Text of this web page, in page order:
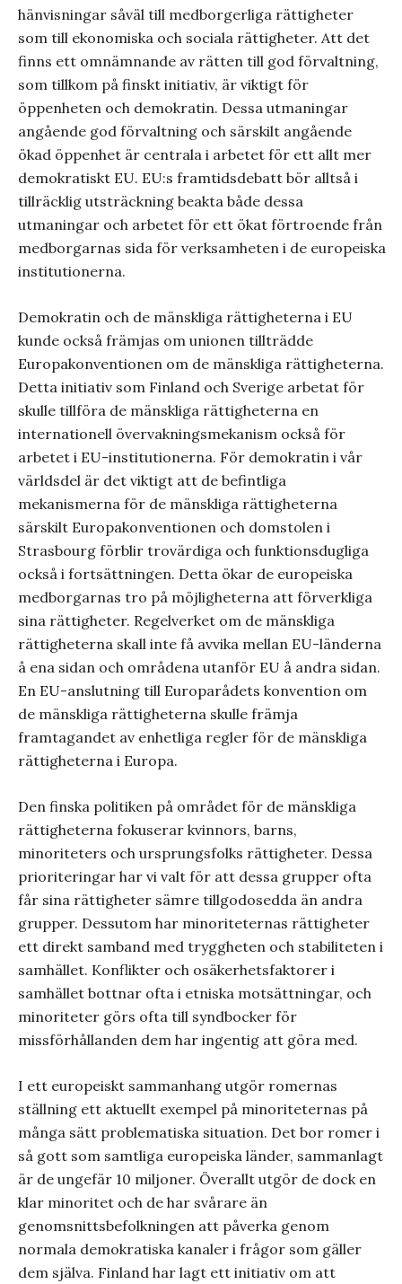
hänvisningar såväl till medborgerliga rättigheter
som till ekonomiska och sociala rättigheter. Att det
finns ett omnämnande av rätten till god förvaltning,
som tillkom på finskt initiativ, är viktigt för
öppenheten och demokratin. Dessa utmaningar
angående god förvaltning och särskilt angående
ökad öppenhet är centrala i arbetet för ett allt mer
demokratiskt EU. EU:s framtidsdebatt bör alltså i
tillräcklig utsträckning beakta både dessa
utmaningar och arbetet för ett ökat förtroende från
medborgarnas sida för verksamheten i de europeiska
institutionerna.
Demokratin och de mänskliga rättigheterna i EU
kunde också främjas om unionen tillträdde
Europakonventionen om de mänskliga rättigheterna.
Detta initiativ som Finland och Sverige arbetat för
skulle tillföra de mänskliga rättigheterna en
internationell övervakningsmekanism också för
arbetet i EU-institutionerna. För demokratin i vår
världsdel är det viktigt att de befintliga
mekanismerna för de mänskliga rättigheterna
särskilt Europakonventionen och domstolen i
Strasbourg förblir trovärdiga och funktionsdugliga
också i fortsättningen. Detta ökar de europeiska
medborgarnas tro på möjligheterna att förverkliga
sina rättigheter. Regelverket om de mänskliga
rättigheterna skall inte få avvika mellan EU-länderna
å ena sidan och områdena utanför EU å andra sidan.
En EU-anslutning till Europarådets konvention om
de mänskliga rättigheterna skulle främja
framtagandet av enhetliga regler för de mänskliga
rättigheterna i Europa.
Den finska politiken på området för de mänskliga
rättigheterna fokuserar kvinnors, barns,
minoriteters och ursprungsfolks rättigheter. Dessa
prioriteringar har vi valt för att dessa grupper ofta
får sina rättigheter sämre tillgodosedda än andra
grupper. Dessutom har minoriteternas rättigheter
ett direkt samband med tryggheten och stabiliteten i
samhället. Konflikter och osäkerhetsfaktorer i
samhället bottnar ofta i etniska motsättningar, och
minoriteter görs ofta till syndbocker för
missförhållanden dem har ingentig att göra med.
I ett europeiskt sammanhang utgör romernas
ställning ett aktuellt exempel på minoriteternas på
många sätt problematiska situation. Det bor romer i
så gott som samtliga europeiska länder, sammanlagt
är de ungefär 10 miljoner. Överallt utgör de dock en
klar minoritet och de har svårare än
genomsnittsbefolkningen att påverka genom
normala demokratiska kanaler i frågor som gäller
dem själva. Finland har lagt ett initiativ om att